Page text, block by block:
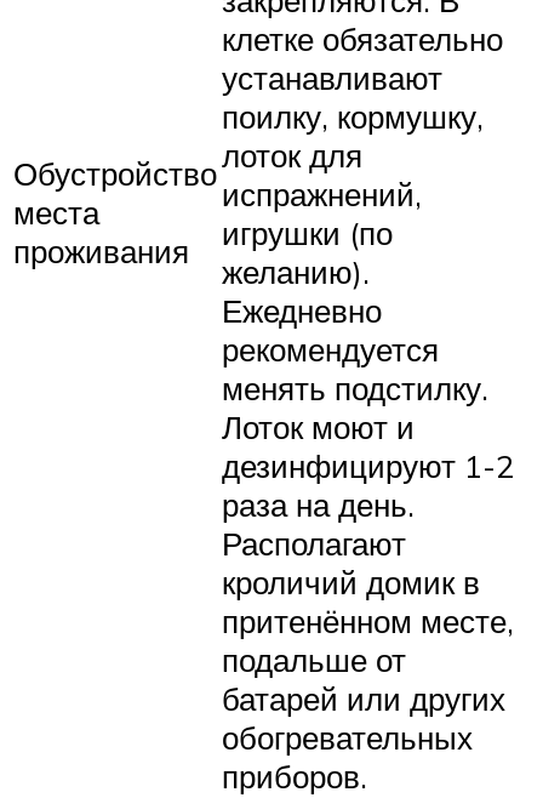
Обустройство
места
проживания
клетке обязательно
устанавливают
поилку, кормушку,
лоток для
испражнений,
игрушки (по
желанию).
Ежедневно
рекомендуется
менять подстилку.
Лоток моют и
дезинфицируют 1-2
раза на день.
Располагают
кроличий домик в
притенённом месте,
подальше от
батарей или других
обогревательных
приборов.